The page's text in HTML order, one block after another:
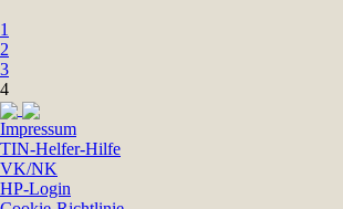
1
2
3
4
Impressum
TIN-Helfer-Hilfe
VK/NK
HP-Login